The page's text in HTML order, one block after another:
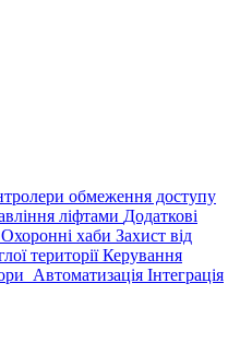
обмеження доступу
ліфтами Додаткові
Охоронні хаби Захист від
територіїКерування
Автоматизація Інтеграція